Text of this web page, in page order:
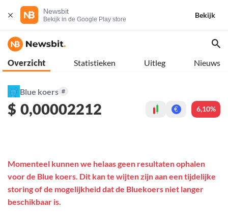
Newsbit
Bekijk in de Google Play store
Bekijk
Overzicht Statistieken Uitleg Nieuws
Blue koers #
$ 0,00002212 € 6,10%
Momenteel kunnen we helaas geen resultaten ophalen
voor de Blue koers. Dit kan te wijten zijn aan een tijdelijke
storing of de mogelijkheid dat de Bluekoers niet langer
beschikbaar is.